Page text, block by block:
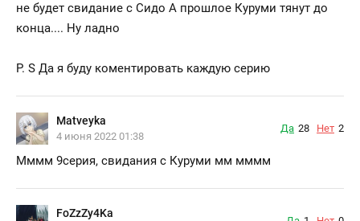
не будет свидание с Сидо А прошлое Куруми тянут до
конца.... Ну ладно
P. S Да я буду коментировать каждую серию
Matveyka
4 июня 2022 01:38
Да 28 Нет 2
Мммм 9серия, свидания с Куруми мм мммм
FoZzZy4Ka